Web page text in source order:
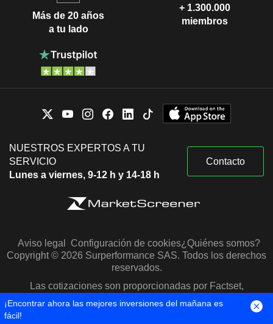
Más de 20 años
a tu lado
+ 1.300.000
miembros
NUESTROS EXPERTOS A TU
SERVICIO
Lunes a viernes, 9-12 h y 14-18 h
Contacto
Aviso legal Configuración de cookies¿Quiénes somos?
Copyright © 2026 Surperformance SAS. Todos los derechos
reservados.
Las cotizaciones son proporcionadas por Factset,
Morningstar y S&P Capital IQ
¡Encontrar ahora las mejores inversiones del mañana es
fácil!